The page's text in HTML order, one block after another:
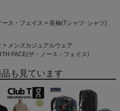
ース・フェイス
長袖(Tシャツ･シャツ)
メンズカジュアルウェア
FACE(ザ・ノース・フェイス)
も見ています